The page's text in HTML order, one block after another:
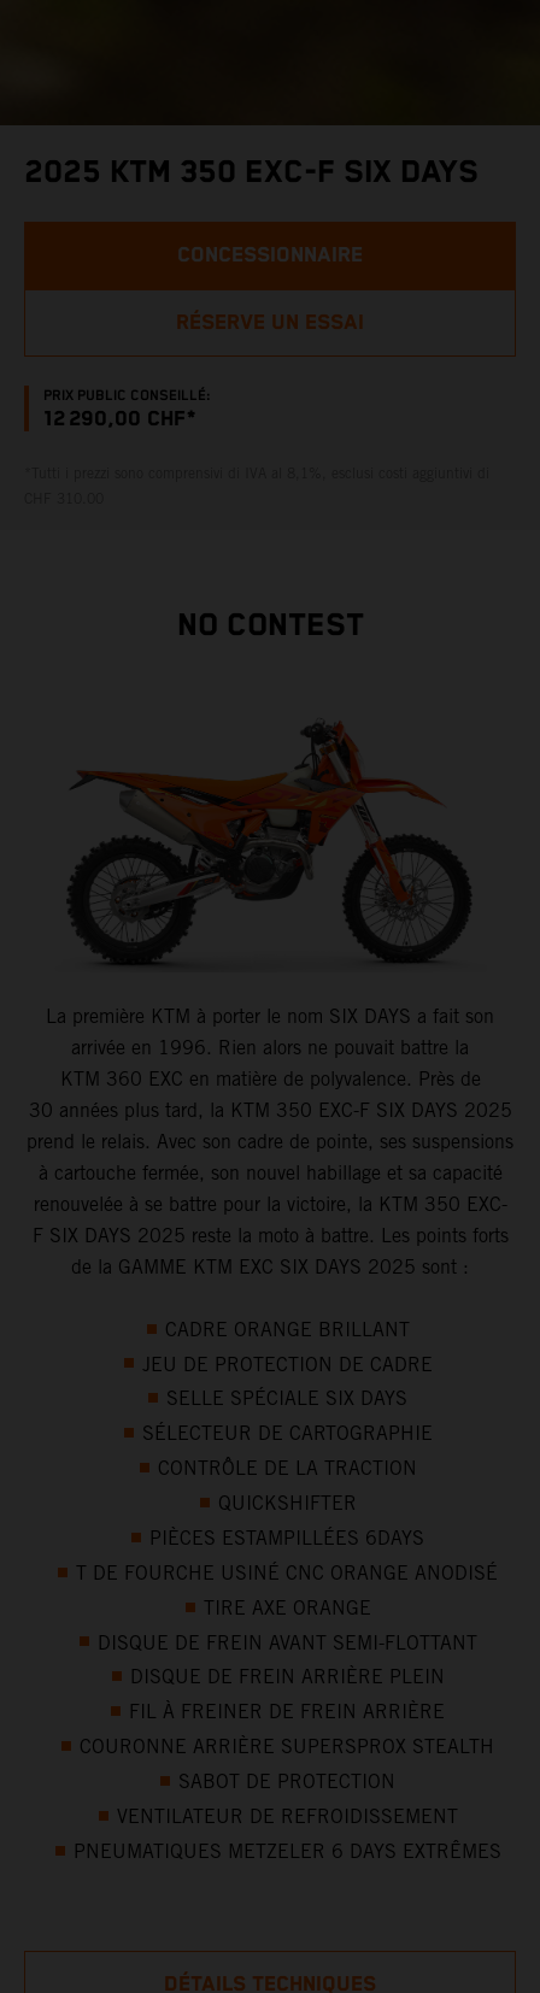
2025 KTM 350 EXC-F SIX DAYS
PRIX PUBLIC CONSEILLÉ:
12 290,00 CHF*
CONCESSIONNAIRE
RÉSERVE UN ESSAI
NO CONTEST
La première KTM à porter le nom SIX DAYS a fait son
arrivée en 1996. Rien alors ne pouvait battre la
KTM 360 EXC en matière de polyvalence. Près de
30 années plus tard, la KTM 350 EXC-F SIX DAYS 2025
prend le relais. Avec son cadre de pointe, ses suspensions
à cartouche fermée, son nouvel habillage et sa capacité
renouvelée à se battre pour la victoire, la KTM 350 EXC-
F SIX DAYS 2025 reste la moto à battre. Les points forts
de la GAMME KTM EXC SIX DAYS 2025 sont :
CADRE ORANGE BRILLANT
JEU DE PROTECTION DE CADRE
SELLE SPÉCIALE SIX DAYS
SÉLECTEUR DE CARTOGRAPHIE
CONTRÔLE DE LA TRACTION
QUICKSHIFTER
PIÈCES ESTAMPILLÉES 6DAYS
T DE FOURCHE USINÉ CNC ORANGE ANODISÉ
TIRE AXE ORANGE
DISQUE DE FREIN AVANT SEMI-FLOTTANT
DISQUE DE FREIN ARRIÈRE PLEIN
FIL À FREINER DE FREIN ARRIÈRE
COURONNE ARRIÈRE SUPERSPROX STEALTH
SABOT DE PROTECTION
VENTILATEUR DE REFROIDISSEMENT
PNEUMATIQUES METZELER 6 DAYS EXTRÊMES
DÉTAILS TECHNIQUES